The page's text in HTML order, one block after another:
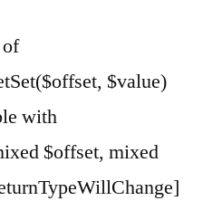
$value)
with
$offset, mixed